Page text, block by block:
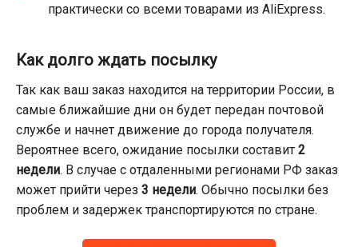
практически со всеми товарами из AliExpress.
Как долго ждать посылку
Так как ваш заказ находится на территории России, в
самые ближайшие дни он будет передан почтовой
службе и начнет движение до города получателя.
Вероятнее всего, ожидание посылки составит 2
недели. В случае с отдаленными регионами РФ заказ
может прийти через 3 недели. Обычно посылки без
проблем и задержек транспортируются по стране.